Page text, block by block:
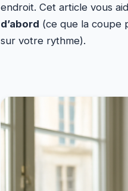
endroit. Cet article vous
d’abord (ce que la coupe
sur votre rythme).